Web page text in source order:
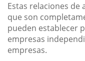
Estas relaciones
que son
pueden establecer
empresas
empresas.